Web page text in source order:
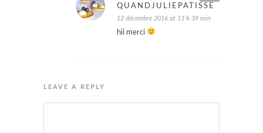
QUANDJULIEPATISSE
12 décembre 2016 at 13 h 39 min
hii merci
LEAVE A REPLY